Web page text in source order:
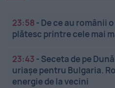
23:58 - De ce au românii
plătesc printre cele mai
23:43 - Seceta de pe
uriașe pentru Bulgaria.
energie de la vecini